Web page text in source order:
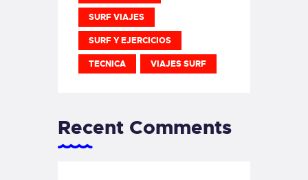
SURF VIAJES
SURF Y EJERCICIOS
TECNICA VIAJES SURF
Recent Comments